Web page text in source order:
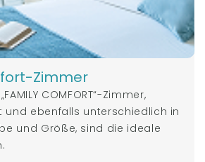
Zimmer
COMFORT“-Zimmer,
und ebenfalls unterschiedlich in
und Größe, sind die ideale